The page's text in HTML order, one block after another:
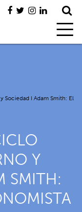
Sociedad I Adam Smith: El
Y
SMITH: